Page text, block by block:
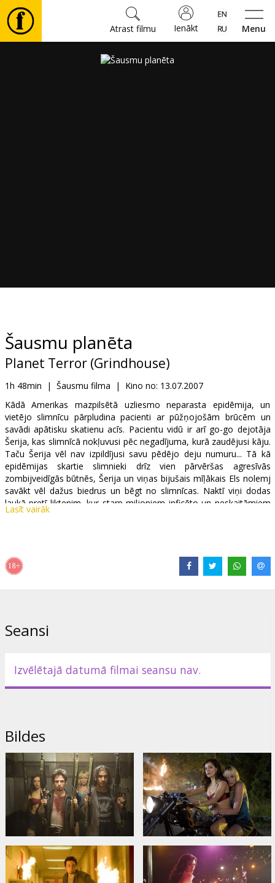
Menu
Ienākt
Atrast filmu
B2B
Kino
Klubs
Šausmu planēta
Planet Terror (Grindhouse)
1h 48min | Šausmu filma | Kino no: 13.07.2007
Kādā Amerikas mazpilsētā uzliesmo neparasta epidēmija, un
vietējo slimnīcu pārpludina pacienti ar pūžņojošām brūcēm un
savādi apātisku skatienu acīs. Pacientu vidū ir arī go-go dejotāja
Šerija, kas slimnīcā nokļuvusi pēc negadījuma, kurā zaudējusi kāju.
Taču Šerija vēl nav izpildījusi savu pēdējo deju numuru... Tā kā
epidēmijas skartie slimnieki drīz vien pārvēršas agresīvās
zombijveidīgās būtnēs, Šerija un viņas bijušais mīļākais Els nolemj
savākt vēl dažus biedrus un bēgt no slimnīcas. Naktī viņi dodas
laukā pretī liktenim, kur starp miljoniem inficēto un neskaitāmiem
mirušajiem ir vēl daži, kas meklē pēdējo drošo vietu uz "Šausmu
Tarantino trilleri "Nāves pierādījums" veido režisoru kopdarbu
"Grindhouse". "Grindhouse" ir septiņdesmitajos gados ASV radies
Lomās: Rose McGowan, Freddy Rodriguez, Josh Brolin, Marley
Shelton, Quentin Tarantino, Bruce Willis u.c.
Režisors: Robert Rodriguez
Scenārijs: Robert Rodriguez
Filma angļu valodā ar subtitriem latviešu un krievu valodās.
Izplatītājs: Acme Film SIA
Lasīt vairāk
Seansi
Izvēlētajā datumā filmai seansu nav.
Bildes